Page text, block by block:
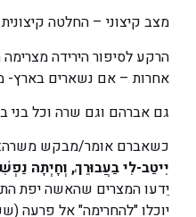
מצב קיצוני – החלטה קיצונית
הרקע לסיפור הירידה
אחרות – אם נשארים בארץ-
גם אברהם וגם שרה וכל בני
כשאברם אומר/מבקש
יִיטַב-לִי בַעֲבוּרֵךְ, וְחָיְתָה
יֵדעו המצרים שהאשה יפת
יוכלו "להחרימה" אל פרעה